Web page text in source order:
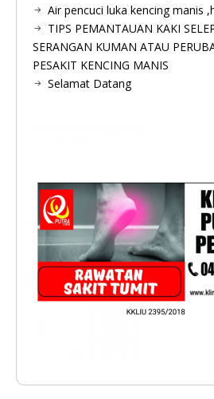
Air pencuci luka kencing manis
TIPS PEMANTAUAN KAKI
SERANGAN KUMAN ATAU
PESAKIT KENCING MANIS
Selamat Datang